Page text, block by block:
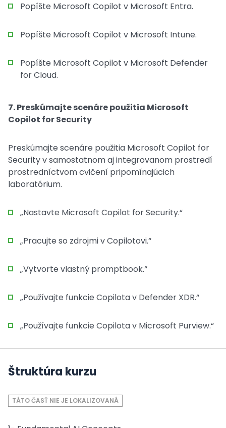
Popíšte Microsoft Copilot v Microsoft Entra.
Popíšte Microsoft Copilot v Microsoft Intune.
Popíšte Microsoft Copilot v Microsoft Defender
for Cloud.
7. Preskúmajte scenáre použitia Microsoft
Copilot for Security
Preskúmajte scenáre použitia Microsoft Copilot for
Security v samostatnom aj integrovanom prostredí
prostredníctvom cvičení pripomínajúcich
laboratórium.
„Nastavte Microsoft Copilot for Security.“
„Pracujte so zdrojmi v Copilotovi.“
„Vytvorte vlastný promptbook.“
„Používajte funkcie Copilota v Defender XDR.“
„Používajte funkcie Copilota v Microsoft Purview.“
Štruktúra kurzu
TÁTO ČASŤ NIE JE LOKALIZOVANÁ